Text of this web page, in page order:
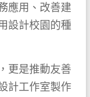
應用、改善建
設計校園的種
更是推動友善
計工作室製作